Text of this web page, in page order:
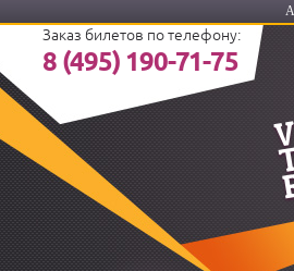
Заказ билетов по телефону:
8 (495) 190-71-75